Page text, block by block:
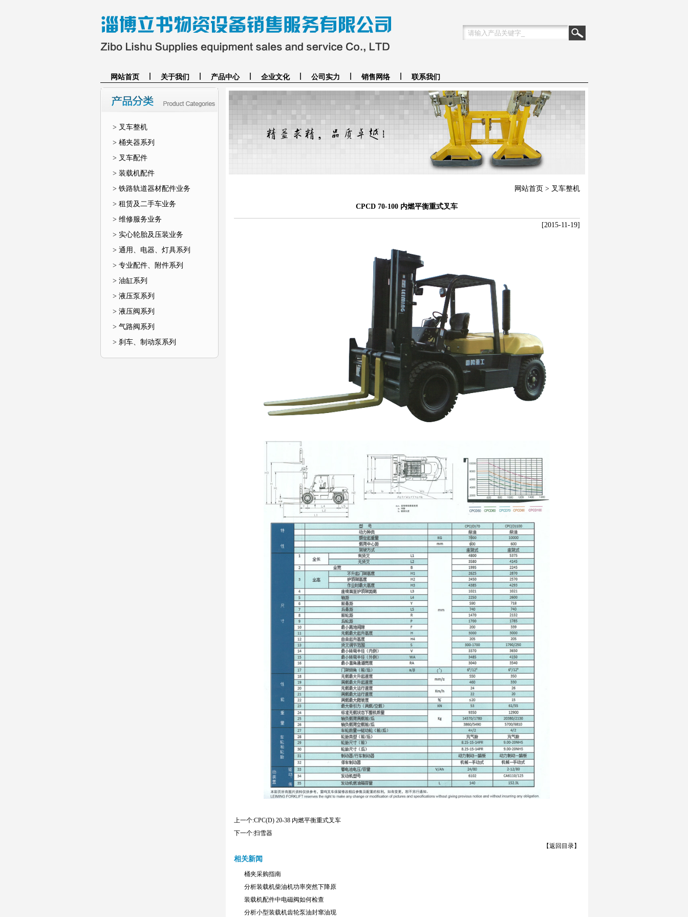
网站首页 关于我们 产品中心 企业文化 公司实力 销售网络 联系我们
> 叉车整机
> 桶夹器系列
> 叉车配件
> 装载机配件
> 铁路轨道器材配件业务
> 租赁及二手车业务
> 维修服务业务
> 实心轮胎及压装业务
> 通用、电器、灯具系列
> 专业配件、附件系列
> 油缸系列
> 液压泵系列
> 液压阀系列
> 气路阀系列
> 刹车、制动泵系列
网站首页 > 叉车整机
CPCD 70-100 内燃平衡重式叉车
[2015-11-19]
上一个:CPC(D) 20-38 内燃平衡重式叉车
下一个:扫雪器
【返回目录】
相关新闻
桶夹采购指南
分析装载机柴油机功率突然下降原
装载机配件中电磁阀如何检查
分析小型装载机齿轮泵油封窜油现